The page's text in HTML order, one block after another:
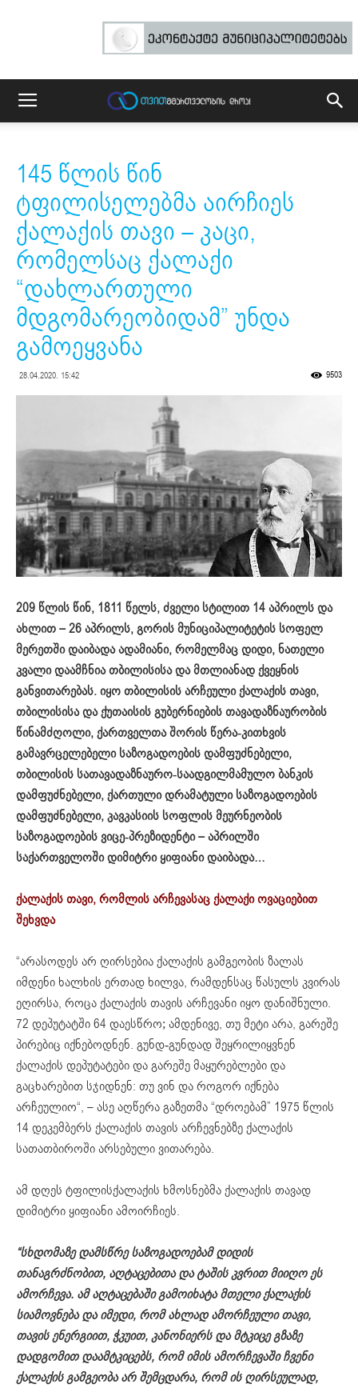
145 წლის წინ
ტფილისელებმა აირჩიეს
ქალაქის თავი – კაცი,
რომელსაც ქალაქი
“დახლართული
მდგომარეობიდამ” უნდა
გამოეყვანა
28.04.2020. 15:42 9503
209 წლის წინ, 1811 წელს, ძველი სტილით 14 აპრილს და
ახლით – 26 აპრილს, გორის მუნიციპალიტეტის სოფელ
მერეთში დაიბადა ადამიანი, რომელმაც დიდი, ნათელი
კვალი დაამჩნია თბილისისა და მთლიანად ქვეყნის
განვითარებას. იყო თბილისის არჩეული ქალაქის თავი,
თბილისისა და ქუთაისის გუბერნიების თავადაზნაურობის
წინამძღოლი, ქართველთა შორის წერა-კითხვის
გამავრცელებელი საზოგადოების დამფუძნებელი,
თბილისის სათავადაზნაურო-საადგილმამულო ბანკის
დამფუძნებელი, ქართული დრამატული საზოგადოების
დამფუძნებელი, კავკასიის სოფლის მეურნეობის
საზოგადოების ვიცე-პრეზიდენტი – აპრილში
საქართველოში დიმიტრი ყიფიანი დაიბადა…
ქალაქის თავი, რომლის არჩევასაც ქალაქი ოვაციებით
შეხვდა
“არასოდეს არ ღირსებია ქალაქის გამგეობის ზალას
იმდენი ხალხის ერთად ხილვა, რამდენსაც წასულს კვირას
ეღირსა, როცა ქალაქის თავის არჩევანი იყო დანიშნული.
72 დეპუტატში 64 დაესწრო; ამდენივე, თუ მეტი არა, გარეშე
პირებიც იქნებოდნენ. გუნდ-გუნდად შეყრილიყვნენ
ქალაქის დეპუტატები და გარეშე მაყურებლები და
გაცხარებით სჯიდნენ: თუ ვინ და როგორ იქნება
არჩეულიო“, – ასე აღწერა გაზეთმა “დროებამ” 1975 წლის
14 დეკემბერს ქალაქის თავის არჩევნებზე ქალაქის
სათათბიროში არსებული ვითარება.
ამ დღეს ტფილისქალაქის ხმოსნებმა ქალაქის თავად
დიმიტრი ყიფიანი ამოირჩიეს.
“სხდომაზე დამსწრე საზოგადოებამ დიდის
თანაგრძნობით, აღტაცებითა და ტაშის კვრით მიიღო ეს
ამორჩევა. ამ აღტაცებაში გამოიხატა მთელი ქალაქის
სიამოვნება და იმედი, რომ ახლად ამორჩეული თავი,
თავის ენერგიით, ჭკუით, კანონიერს და მტკიცე გზაზე
დადგომით დაამტკიცებს, რომ იმის ამორჩევაში ჩვენი
ქალაქის გამგეობა არ შემცდარა, რომ ის ღირსეულად,